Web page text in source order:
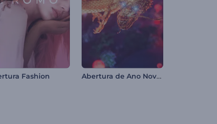
Fashion Abertura de Ano Novo Chinês